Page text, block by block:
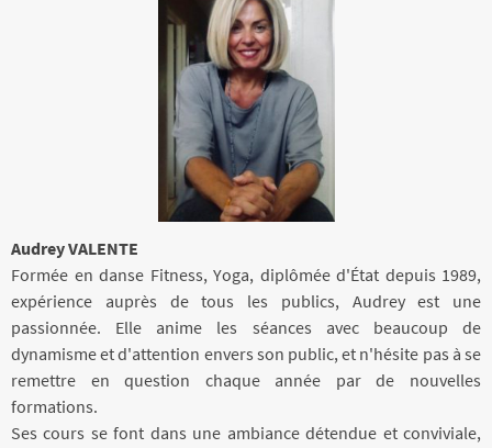
Audrey VALENTE
Formée en danse Fitness, Yoga, diplômée d'État depuis 1989,
expérience auprès de tous les publics, Audrey est une
passionnée. Elle anime les séances avec beaucoup de
dynamisme et d'attention envers son public, et n'hésite pas à se
remettre en question chaque année par de nouvelles
formations.
Ses cours se font dans une ambiance détendue et conviviale,